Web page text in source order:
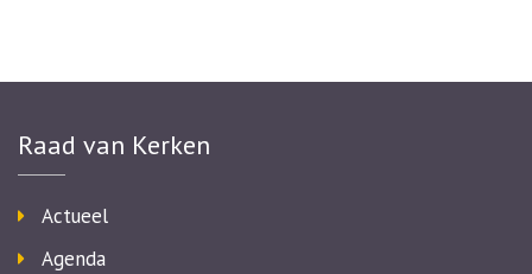
Raad van Kerken
Actueel
Agenda